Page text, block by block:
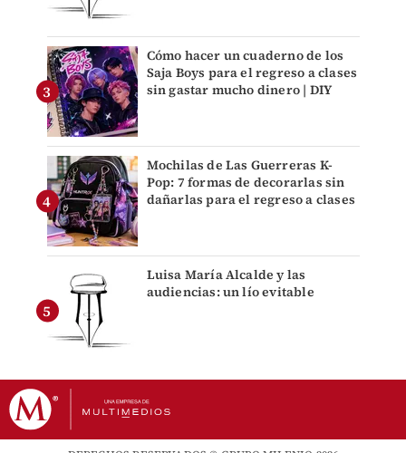
Cómo hacer un cuaderno de los
Saja Boys para el regreso a clases
sin gastar mucho dinero | DIY
Mochilas de Las Guerreras K-
Pop: 7 formas de decorarlas sin
dañarlas para el regreso a clases
Luisa María Alcalde y las
audiencias: un lío evitable